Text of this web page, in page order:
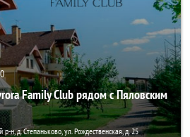
Family Club рядом с Пяловским
н, д. Степаньково, ул. Рождественская, д. 25